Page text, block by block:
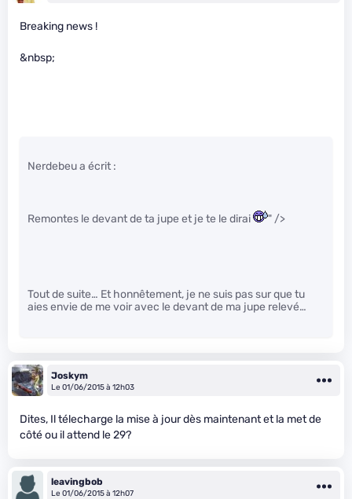
Breaking news !
&nbsp;
Nerdebeu a écrit :
Remontes le devant de ta jupe et je te le dirai " />
Tout de suite… Et honnêtement, je ne suis pas sur que tu
aies envie de me voir avec le devant de ma jupe relevé…
Joskym
Le 01/06/2015 à 12h03
Dites, Il télecharge la mise à jour dès maintenant et la met de
côté ou il attend le 29?
leavingbob
Le 01/06/2015 à 12h07